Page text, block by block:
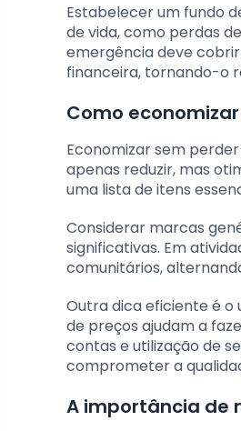
Estabelecer um fundo
de vida, como perdas
emergência deve
financeira, tornando-o
Como
Economizar sem
apenas reduzir, mas
uma lista de itens
Considerar marcas
significativas. Em
comunitários,
Outra dica eficiente é o
de preços ajudam a
contas e utilização de
comprometer a
A importância de